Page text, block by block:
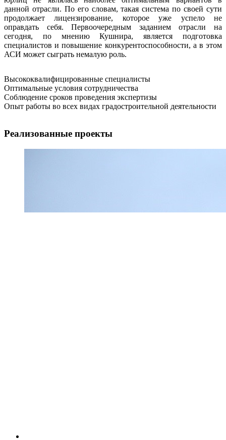
данной отрасли. По его словам, такая система по своей сути
продолжает лицензирование, которое уже успело не
оправдать себя. Первоочередным заданием отрасли на
сегодня, по мнению Кушнира, является подготовка
специалистов и повышение конкурентоспособности, а в этом
АСИ может сыграть немалую роль.
Высококвалифицированные специалисты
Оптимальные условия сотрудничества
Соблюдение сроков проведения экспертизы
Опыт работы во всех видах градостроительной деятельности
Реализованные проекты